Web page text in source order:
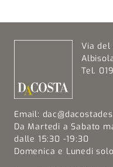
Via del
Tel.
Email:
Da Martedi a Sabato
dalle 15:30 -19:30
Domenica e Lunedi